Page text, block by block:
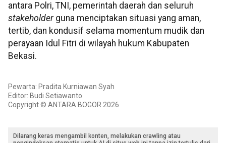
antara Polri, TNI, pemerintah daerah dan seluruh
stakeholderguna menciptakan situasi yang aman,
tertib, dan kondusif selama momentum mudik dan
perayaan Idul Fitri di wilayah hukum Kabupaten
Bekasi.
Pewarta: Pradita Kurniawan Syah
Editor: Budi Setiawanto
Copyright © ANTARA BOGOR 2026
Dilarang keras mengambil konten, melakukan crawling atau